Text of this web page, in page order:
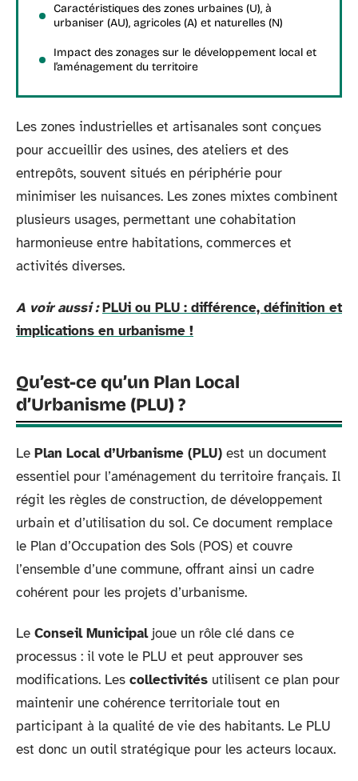
Caractéristiques des zones urbaines (U), à
urbaniser (AU), agricoles (A) et naturelles (N)
Impact des zonages sur le développement local et
l’aménagement du territoire
Les zones industrielles et artisanales sont conçues
pour accueillir des usines, des ateliers et des
entrepôts, souvent situés en périphérie pour
minimiser les nuisances. Les zones mixtes combinent
plusieurs usages, permettant une cohabitation
harmonieuse entre habitations, commerces et
activités diverses.
A voir aussi : PLUi ou PLU : différence, définition et
implications en urbanisme !
Qu’est-ce qu’un Plan Local
d’Urbanisme (PLU) ?
Le Plan Local d’Urbanisme (PLU) est un document
essentiel pour l’aménagement du territoire français. Il
régit les règles de construction, de développement
urbain et d’utilisation du sol. Ce document remplace
le Plan d’Occupation des Sols (POS) et couvre
l’ensemble d’une commune, offrant ainsi un cadre
cohérent pour les projets d’urbanisme.
Le Conseil Municipaljoue un rôle clé dans ce
processus : il vote le PLU et peut approuver ses
modifications. Les collectivités utilisent ce plan pour
maintenir une cohérence territoriale tout en
participant à la qualité de vie des habitants. Le PLU
est donc un outil stratégique pour les acteurs locaux.